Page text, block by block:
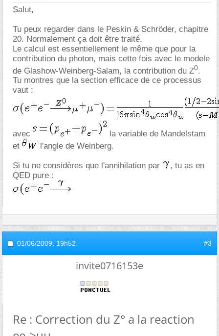
Salut,
Tu peux regarder dans le Peskin & Schröder, chapitre
20. Normalement ça doit être traité.
Le calcul est essentiellement le même que pour la
contribution du photon, mais cette fois avec le modele
de Glashow-Weinberg-Salam, la contribution du Z0.
Tu montres que la section efficace de ce processus
vaut :
avec
la variable de Mandelstam
et
l'angle de Weinberg.
Si tu ne considères que l'annihilation par
, tu as en
QED pure :
01/06/2009, 19h52 #3
invite0716153e
Re : Correction du Z° a la reaction